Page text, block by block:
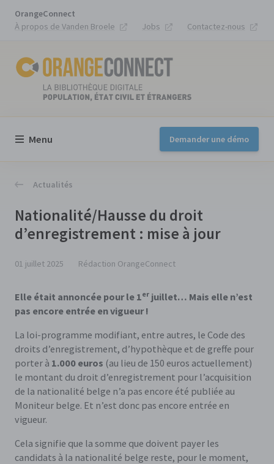
OrangeConnect
À propos de Vanden Broele
Jobs Contactez-nous
Menu Demander une démo
Actualités
Nationalité/Hausse du droit
d’enregistrement : mise à jour
01 juillet 2025 Rédaction OrangeConnect
Elle était annoncée pour le 1er juillet… Mais elle n’est
pas encore entrée en vigueur !
La loi-programme modifiant, entre autres, le Code des
droits d’enregistrement, d’hypothèque et de greffe pour
porter à 1.000 euros (au lieu de 150 euros actuellement)
le montant du droit d’enregistrement pour l’acquisition
de la nationalité belge n’a pas encore été publiée au
Moniteur belge. Et n’est donc pas encore entrée en
vigueur.
Cela signifie que la somme que doivent payer les
candidats à la nationalité belge reste, pour le moment,